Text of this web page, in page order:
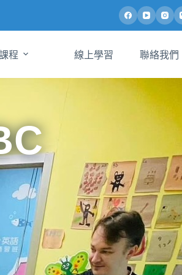
程 線上學習 聯絡我們